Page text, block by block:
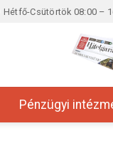
Hétfő-Csütörtök 08:00 –
Pénzügyi